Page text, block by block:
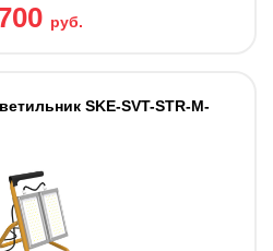
руб.
SKE-SVT-STR-M-